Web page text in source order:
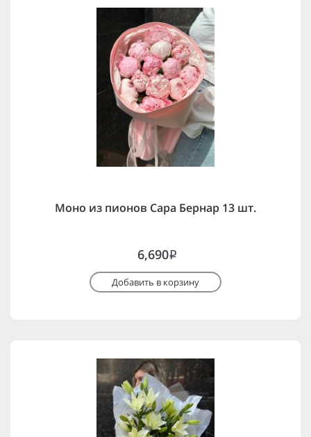
Моно из пионов Сара Бернар 13 шт.
6,690i
Добавить в корзину